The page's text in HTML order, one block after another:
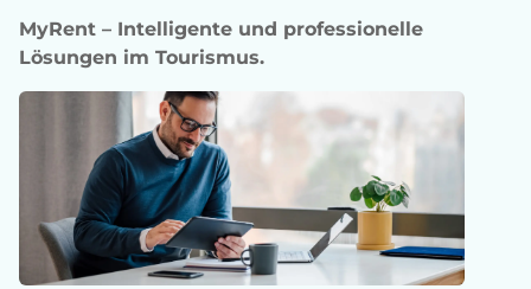
MyRent – Intelligente und professionelle
Lösungen im Tourismus.